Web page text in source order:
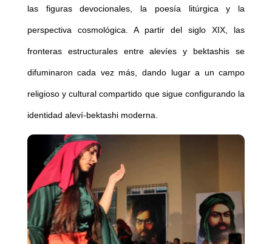
las figuras devocionales, la poesía litúrgica y la
perspectiva cosmológica. A partir del siglo XIX, las
fronteras estructurales entre alevíes y bektashis se
difuminaron cada vez más, dando lugar a un campo
religioso y cultural compartido que sigue configurando la
identidad aleví-bektashi moderna.